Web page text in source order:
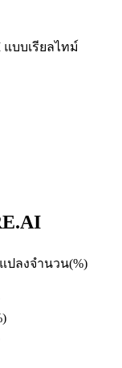
ละสินค้าโภคภัณฑ์
บบเรียลไทม์
ปลงจำนวน(%)